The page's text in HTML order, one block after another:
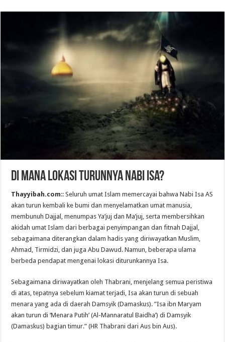
Di Mana Lokasi Turunnya Nabi Isa?
Thayyibah.com:: Seluruh umat Islam memercayai bahwa Nabi Isa AS
akan turun kembali ke bumi dan menyelamatkan umat manusia,
membunuh Dajjal, menumpas Ya’juj dan Ma’juj, serta membersihkan
akidah umat Islam dari berbagai penyimpangan dan fitnah Dajjal,
sebagaimana diterangkan dalam hadis yang diriwayatkan Muslim,
Ahmad, Tirmidzi, dan juga Abu Dawud. Namun, beberapa ulama
berbeda pendapat mengenai lokasi diturunkannya Isa.
Sebagaimana diriwayatkan oleh Thabrani, menjelang semua peristiwa
di atas, tepatnya sebelum kiamat terjadi, Isa akan turun di sebuah
menara yang ada di daerah Damsyik (Damaskus). ”Isa ibn Maryam
akan turun di ‘Menara Putih’ (Al-Mannaratul Baidha’) di Damsyik
(Damaskus) bagian timur.” (HR Thabrani dari Aus bin Aus).